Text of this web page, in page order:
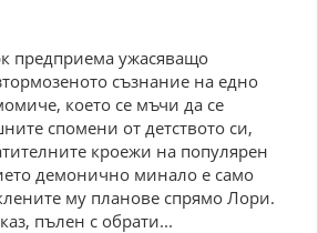
предприема ужасяващо
съзнание на едно
което се мъчи да се
спомени от детството си,
кроежи на популярен
демонично минало е само
му планове спрямо Лори.
пълен с обрати...